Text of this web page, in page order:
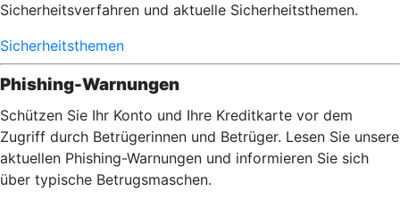
Sicherheitsverfahren und aktuelle Sicherheitsthemen.
Sicherheitsthemen
Phishing-Warnungen
Schützen Sie Ihr Konto und Ihre Kreditkarte vor dem
Zugriff durch Betrügerinnen und Betrüger. Lesen Sie unsere
aktuellen Phishing-Warnungen und informieren Sie sich
über typische Betrugsmaschen.